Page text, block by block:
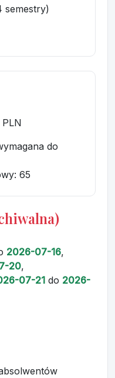
semestry)
PLN
do
: 65
2026-07-16,
20,
07-21 do 2026-